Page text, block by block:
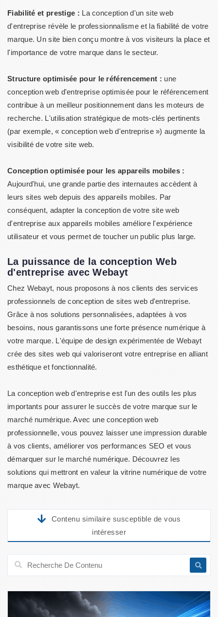
Fiabilité et prestige : La conception d'un site web
d'entreprise révèle le professionnalisme et la fiabilité de votre
marque. Un site bien conçu montre à vos visiteurs la place et
l'importance de votre marque dans le secteur.
Structure optimisée pour le référencement : une
conception web d'entreprise optimisée pour le référencement
contribue à un meilleur positionnement dans les moteurs de
recherche. L'utilisation stratégique de mots-clés pertinents
(par exemple, « conception web d'entreprise ») augmente la
visibilité de votre site web.
Conception optimisée pour les appareils mobiles :
Aujourd'hui, une grande partie des internautes accèdent à
leurs sites web depuis des appareils mobiles. Par
conséquent, adapter la conception de votre site web
d'entreprise aux appareils mobiles améliore l'expérience
utilisateur et vous permet de toucher un public plus large.
La puissance de la conception Web
d'entreprise avec Webayt
Chez Webayt, nous proposons à nos clients des services
professionnels de conception de sites web d'entreprise.
Grâce à nos solutions personnalisées, adaptées à vos
besoins, nous garantissons une forte présence numérique à
votre marque. L'équipe de design expérimentée de Webayt
crée des sites web qui valoriseront votre entreprise en alliant
esthétique et fonctionnalité.
La conception web d'entreprise est l'un des outils les plus
importants pour assurer le succès de votre marque sur le
marché numérique. Avec une conception web
professionnelle, vous pouvez laisser une impression durable
à vos clients, améliorer vos performances SEO et vous
démarquer sur le marché numérique. Découvrez les
solutions qui mettront en valeur la vitrine numérique de votre
marque avec Webayt.
Contenu similaire susceptible de vous
intéresser